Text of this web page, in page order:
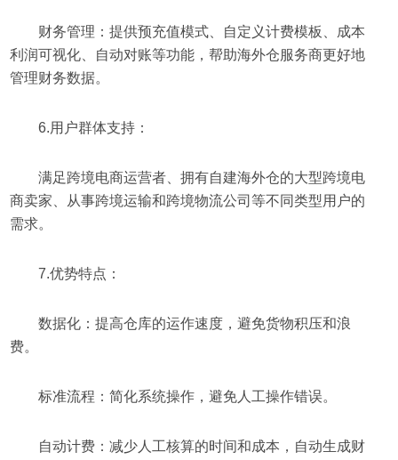
财务管理：提供预充值模式、自定义计费模板、成本
利润可视化、自动对账等功能，帮助海外仓服务商更好地
管理财务数据。
6.用户群体支持：
满足跨境电商运营者、拥有自建海外仓的大型跨境电
商卖家、从事跨境运输和跨境物流公司等不同类型用户的
需求。
7.优势特点：
数据化：提高仓库的运作速度，避免货物积压和浪
费。
标准流程：简化系统操作，避免人工操作错误。
自动计费：减少人工核算的时间和成本，自动生成财